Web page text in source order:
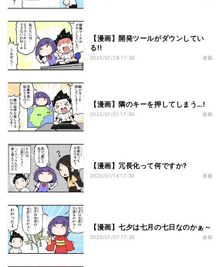
【漫画】開発ツールがダウンしてい
る!!
2023/07/28 17:30 連載
【漫画】隣のキーを押してしまう…!
2023/07/21 17:30 連載
【漫画】冗長化って何ですか?
2023/07/14 17:30 連載
【漫画】七夕は七月の七日なのかぁ～
2023/07/07 17:30 連載